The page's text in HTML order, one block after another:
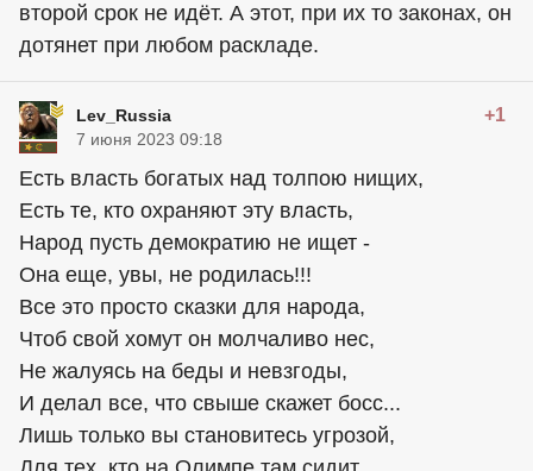
второй срок не идёт. А этот, при их то законах, он
дотянет при любом раскладе.
Lev_Russia +1
7 июня 2023 09:18
Есть власть богатых над толпою нищих,
Есть те, кто охраняют эту власть,
Народ пусть демократию не ищет -
Она еще, увы, не родилась!!!
Все это просто сказки для народа,
Чтоб свой хомут он молчаливо нес,
Не жалуясь на беды и невзгоды,
И делал все, что свыше скажет босс...
Лишь только вы становитесь угрозой,